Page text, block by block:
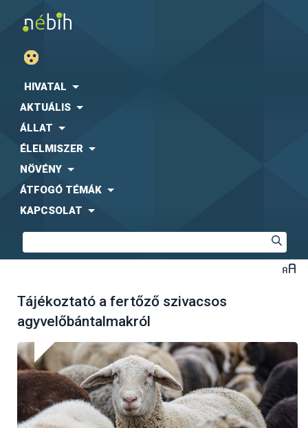
HIVATAL
AKTUÁLIS
ÁLLAT
ÉLELMISZER
NÖVÉNY
ÁTFOGÓ TÉMÁK
KAPCSOLAT
Tájékoztató a fertőző szivacsos
agyvelőbántalmakról